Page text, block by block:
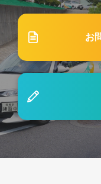
#14「自動車学校
紹介」
#20「自主経路設
ブログ
お